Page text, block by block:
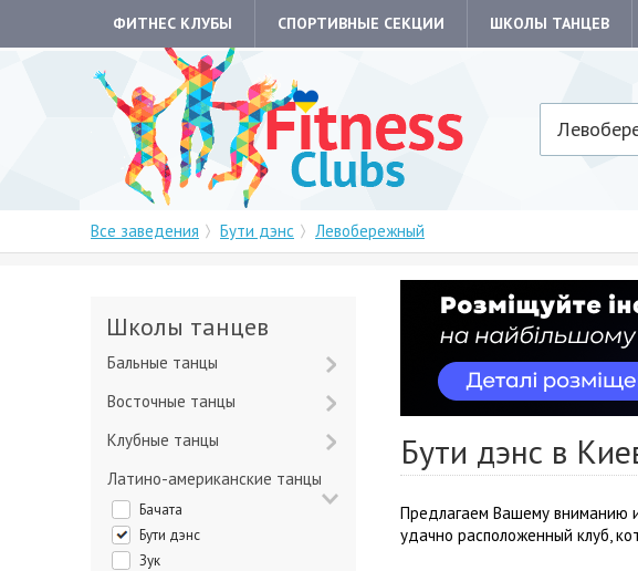
ФИТНЕС КЛУБЫ СПОРТИВНЫЕ СЕКЦИИ ШКОЛЫ ТАНЦЕВ
Все заведения Бути дэнс Левобережный
Бути дэнс в
Предлагаем Вашему вниманию
удачно расположенный клуб,
Школы танцев
Бальные танцы
Восточные танцы
Клубные танцы
Латино-американские танцы
Бачата
Бути дэнс
Зук